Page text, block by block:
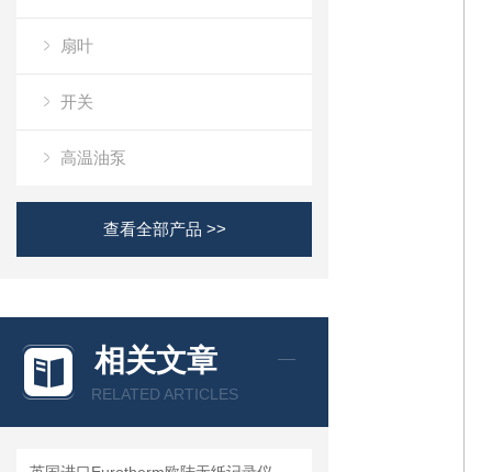
扇叶
开关
高温油泵
查看全部产品 >>
相关文章
RELATED ARTICLES